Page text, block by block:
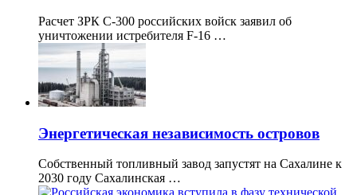
Расчет ЗРК С-300 российских войск заявил об
уничтожении истребителя F-16 …
Энергетическая независимость островов
Собственный топливный завод запустят на Сахалине к
2030 году Сахалинская …